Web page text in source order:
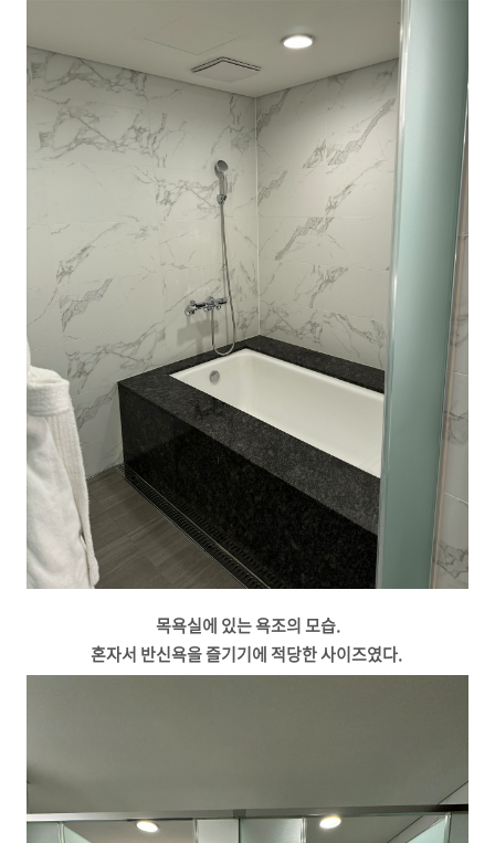
목욕실에 있는 욕조의 모습.
혼자서 반신욕을 즐기기에 적당한 사이즈였다.